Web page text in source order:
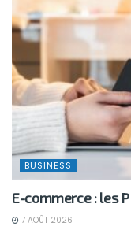
BUSINESS
E-commerce : les
7 AOÛT 2026